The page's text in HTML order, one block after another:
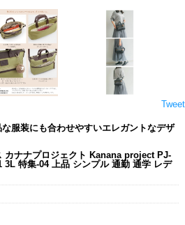
Tweet
服装にも合わせやすいエレガントなデザ
カナナプロジェクト Kanana project PJ-
3L 特集-04 上品 シンプル 通勤 通学 レデ